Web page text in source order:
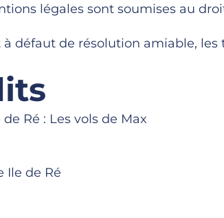
légales sont soumises au
à défaut de résolution amiable,
Ré : Les vols de Max
Ile de Ré